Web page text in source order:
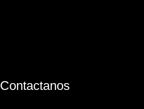
Contactanos